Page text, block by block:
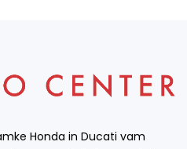
Honda in Ducati vam